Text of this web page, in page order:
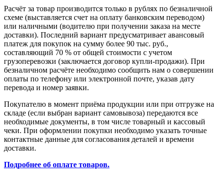
Расчёт за товар производится только в рублях по безналичной
схеме (выставляется счет на оплату банковским переводом)
или наличными (водителю при получении заказа на месте
доставки). Последний вариант предусматривает авансовый
платеж для покупок на сумму более 90 тыс. руб.,
составляющий 70 % от общей стоимости с учетом
грузоперевозки (заключается договор купли-продажи). При
безналичном расчёте необходимо сообщить нам о совершении
оплаты по телефону или электронной почте, указав дату
перевода и номер заявки.
Покупателю в момент приёма продукции или при отгрузке на
складе (если выбран вариант самовывоза) передаются все
необходимые документы, в том числе товарный и кассовый
чеки. При оформлении покупки необходимо указать точные
контактные данные для согласования деталей и времени
доставки.
Подробнее об оплате товаров.